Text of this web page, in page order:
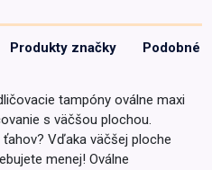
Produkty značky Podobné
tampóny oválne maxi
s väčšou plochou.
Vďaka väčšej ploche
menej! Oválne